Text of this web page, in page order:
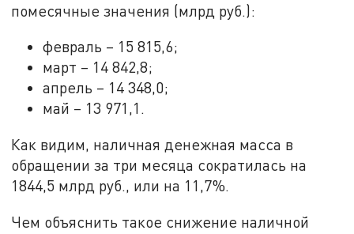
помесячные значения (млрд руб.):
февраль – 15 815,6;
март – 14 842,8;
апрель – 14 348,0;
май – 13 971,1.
Как видим, наличная денежная масса в
обращении за три месяца сократилась на
1844,5 млрд руб., или на 11,7%.
Чем объяснить такое снижение наличной